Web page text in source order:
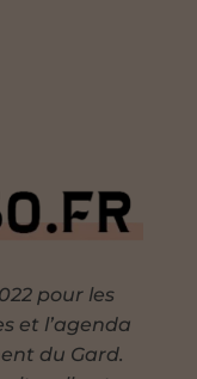
pour les
et l’agenda
du Gard.